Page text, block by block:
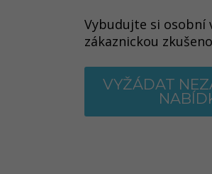
Vybudujte si osobní
zákaznickou
VYŽÁDAT